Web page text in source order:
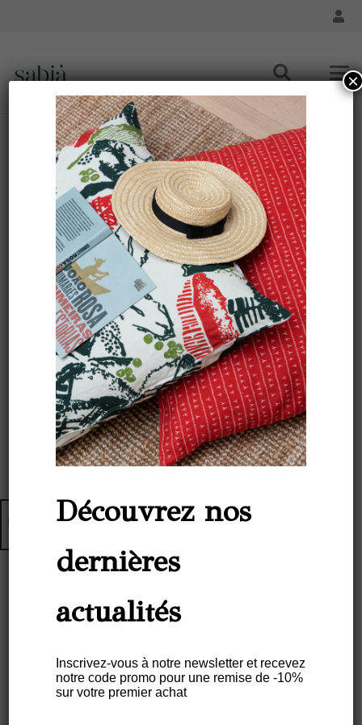
Set de table CAPEBA couleur VERT-JAUNE –
caoutchouc naturel
Accueil/Maison - Feuilles Amazoniennes/ Set de table
CAPEBA couleur VERT-JAUNE – caoutchouc naturel
Set De Table CAPEBA Couleur
Naturel
Découvrez nos
dernières
actualités
Inscrivez-vous à notre newsletter et recevez
notre code promo pour une remise de -10%
sur votre premier achat
×